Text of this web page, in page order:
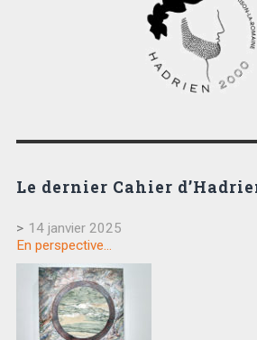
Le dernier Cahier
> 14 janvier 2025
En perspective…